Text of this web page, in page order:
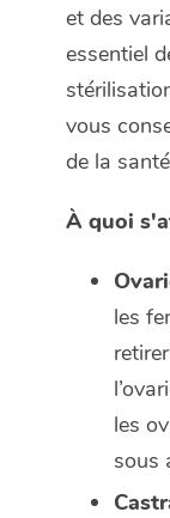
et des
essentiel
vous
de la
À quoi
les
les
sous